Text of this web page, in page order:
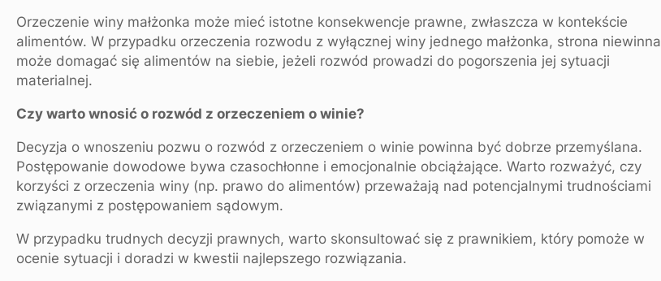
Orzeczenie winy małżonka może mieć istotne konsekwencje prawne, zwłaszcza w kontekście
alimentów. W przypadku orzeczenia rozwodu z wyłącznej winy jednego małżonka, strona niewinna
może domagać się alimentów na siebie, jeżeli rozwód prowadzi do pogorszenia jej sytuacji
materialnej.
Czy warto wnosić o rozwód z orzeczeniem o winie?
Decyzja o wnoszeniu pozwu o rozwód z orzeczeniem o winie powinna być dobrze przemyślana.
Postępowanie dowodowe bywa czasochłonne i emocjonalnie obciążające. Warto rozważyć, czy
korzyści z orzeczenia winy (np. prawo do alimentów) przeważają nad potencjalnymi trudnościami
związanymi z postępowaniem sądowym.
W przypadku trudnych decyzji prawnych, warto skonsultować się z prawnikiem, który pomoże w
ocenie sytuacji i doradzi w kwestii najlepszego rozwiązania.